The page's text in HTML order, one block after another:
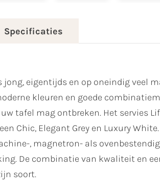
Specificaties
jong, eigentijds en op oneindig veel
kleuren en goede
tafel mag ontbreken. Het servies
Chic, Elegant Grey en Luxury
, magnetron- als
De combinatie van kwaliteit en
soort.